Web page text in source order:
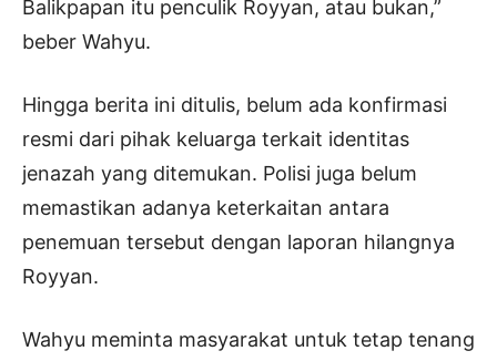
Balikpapan itu penculik Royyan, atau bukan,”
beber Wahyu.
Hingga berita ini ditulis, belum ada konfirmasi
resmi dari pihak keluarga terkait identitas
jenazah yang ditemukan. Polisi juga belum
memastikan adanya keterkaitan antara
penemuan tersebut dengan laporan hilangnya
Royyan.
Wahyu meminta masyarakat untuk tetap tenang